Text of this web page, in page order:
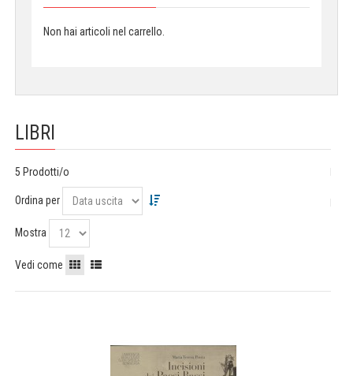
Non hai articoli nel carrello.
LIBRI
5 Prodotti/o
Ordina per
Mostra
Vedi come